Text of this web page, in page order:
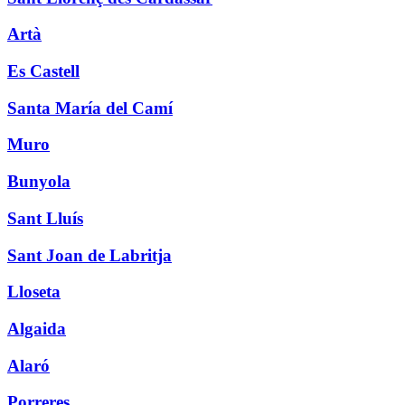
Artà
Es Castell
Santa María del Camí
Muro
Bunyola
Sant Lluís
Sant Joan de Labritja
Lloseta
Algaida
Alaró